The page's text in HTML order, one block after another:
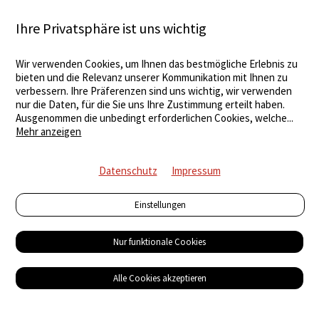
Ihre Privatsphäre ist uns wichtig
Wir verwenden Cookies, um Ihnen das bestmögliche Erlebnis zu
bieten und die Relevanz unserer Kommunikation mit Ihnen zu
verbessern. Ihre Präferenzen sind uns wichtig, wir verwenden
nur die Daten, für die Sie uns Ihre Zustimmung erteilt haben.
Ausgenommen die unbedingt erforderlichen Cookies, welche...
Mehr anzeigen
Datenschutz Impressum
Einstellungen
Nur funktionale Cookies
Alle Cookies akzeptieren